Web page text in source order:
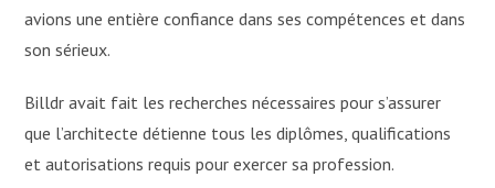
avions une entière confiance dans ses compétences et dans
son sérieux.
Billdr avait fait les recherches nécessaires pour s’assurer
que l’architecte détienne tous les diplômes, qualifications
et autorisations requis pour exercer sa profession.